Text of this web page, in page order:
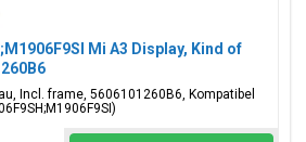
Mi A3 Display, Kind of
Incl. frame, 5606101260B6, Kompatibel